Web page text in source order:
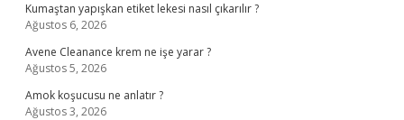
Kumaştan yapışkan etiket lekesi nasıl çıkarılır ?
Ağustos 6, 2026
Avene Cleanance krem ne işe yarar ?
Ağustos 5, 2026
Amok koşucusu ne anlatır ?
Ağustos 3, 2026